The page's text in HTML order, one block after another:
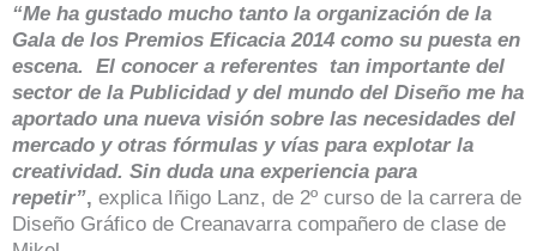
“Me ha gustado mucho tanto la organización de la
Gala de los Premios Eficacia 2014 como su puesta en
escena. El conocer a referentes tan importante del
sector de la Publicidad y del mundo del Diseño me ha
aportado una nueva visión sobre las necesidades del
mercado y otras fórmulas y vías para explotar la
creatividad. Sin duda una experiencia para
repetir”, explica Iñigo Lanz, de 2º curso de la carrera de
Diseño Gráfico de Creanavarra compañero de clase de